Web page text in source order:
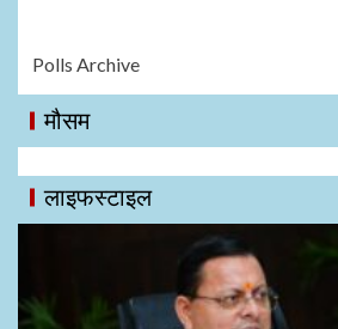
Polls Archive
मौसम
लाइफस्टाइल